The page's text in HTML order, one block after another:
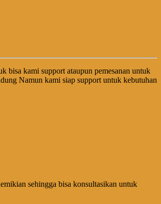
bisa kami support ataupun pemesanan untuk
Namun kami siap support untuk kebutuhan
sehingga bisa konsultasikan untuk